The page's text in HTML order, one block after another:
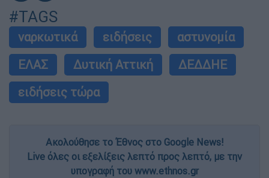
#TAGS
ναρκωτικά ειδήσεις
αστυνομία
ΕΛΑΣ
Δυτική Αττική
ΔΕΔΔΗΕ
ειδήσεις τώρα
Ακολούθησε το Έθνος στο Google News!
Live όλες οι εξελίξεις λεπτό προς λεπτό, με την
υπογραφή του www.ethnos.gr